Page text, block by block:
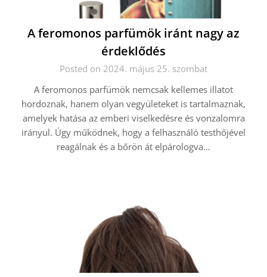
A feromonos parfümök iránt nagy az
érdeklődés
Posted on 2024. május 25. szombat
A feromonos parfümök nemcsak kellemes illatot
hordoznak, hanem olyan vegyületeket is tartalmaznak,
amelyek hatása az emberi viselkedésre és vonzalomra
irányul. Úgy működnek, hogy a felhasználó testhőjével
reagálnak és a bőrön át elpárologva…